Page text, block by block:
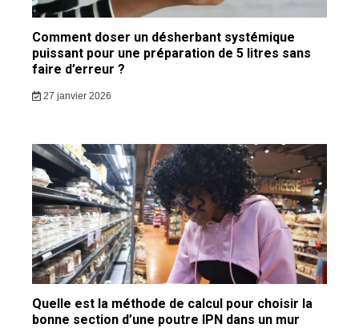
Comment doser un désherbant systémique
puissant pour une préparation de 5 litres sans
faire d’erreur ?
27 janvier 2026
Quelle est la méthode de calcul pour choisir la
bonne section d’une poutre IPN dans un mur